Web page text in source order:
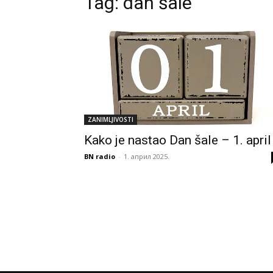
ZANIMLJIVOSTI
Kako je nastao Dan šale – 1. april
BN radio - 1. април 2025.